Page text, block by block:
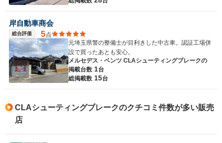
岸自動車商会
総合評価 5点
元埼玉県警の整備士が目利きした中古車。認証工場併
設で買ったあとも安心。
メルセデス・ベンツ CLAシューティングブレークの
掲載台数 1台
総掲載数 15台
CLAシューティングブレークのクチコミ件数が多い販売
店